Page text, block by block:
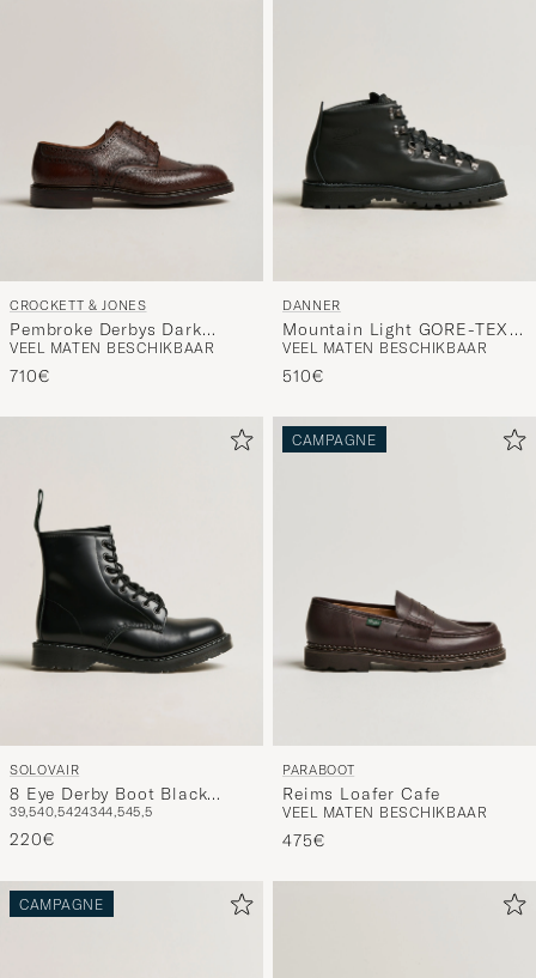
CROCKETT & JONES
Pembroke Derbys Dark
Brown Grained Calf
VEEL MATEN BESCHIKBAAR
710€
DANNER
Mountain Light GORE-TEX
Boot Black
VEEL MATEN BESCHIKBAAR
510€
SOLOVAIR
8 Eye Derby Boot Black
Shine
39,540,5424344,545,5
220€
CAMPAGNE
PARABOOT
Reims Loafer Cafe
VEEL MATEN BESCHIKBAAR
475€
CAMPAGNE